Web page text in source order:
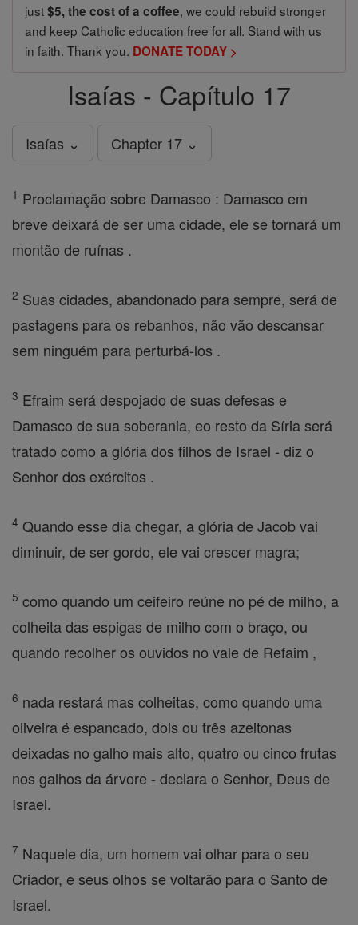
just$5, the cost of a coffee, we could rebuild stronger
and keep Catholic education free for all. Stand with us
in faith. Thank you. DONATE TODAY >
Isaías - Capítulo 17
Isaías ⌄ Chapter 17 ⌄
1 Proclamação sobre Damasco : Damasco em
breve deixará de ser uma cidade, ele se tornará um
montão de ruínas .
2 Suas cidades, abandonado para sempre, será de
pastagens para os rebanhos, não vão descansar
sem ninguém para perturbá-los .
3 Efraim será despojado de suas defesas e
Damasco de sua soberania, eo resto da Síria será
tratado como a glória dos filhos de Israel - diz o
Senhor dos exércitos .
4 Quando esse dia chegar, a glória de Jacob vai
diminuir, de ser gordo, ele vai crescer magra;
5 como quando um ceifeiro reúne no pé de milho, a
colheita das espigas de milho com o braço, ou
quando recolher os ouvidos no vale de Refaim ,
6 nada restará mas colheitas, como quando uma
oliveira é espancado, dois ou três azeitonas
deixadas no galho mais alto, quatro ou cinco frutas
nos galhos da árvore - declara o Senhor, Deus de
Israel.
7 Naquele dia, um homem vai olhar para o seu
Criador, e seus olhos se voltarão para o Santo de
Israel.